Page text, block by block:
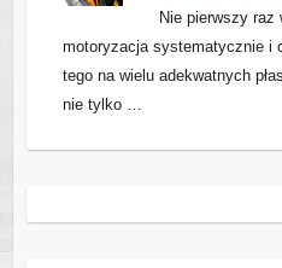
Nie pierwszy
motoryzacja systematycznie i
tego na wielu adekwatnych
nie tylko …